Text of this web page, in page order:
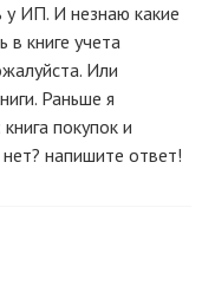
у ИП. И незнаю какие
книге учета
Или
Раньше я
покупок и
напишите ответ!